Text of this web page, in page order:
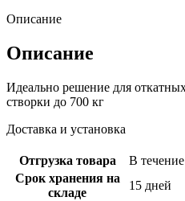
Описание
Описание
Идеально решение для
створки до 700 кг
Доставка и установка
Отгрузка товара
В
Срок хранения на
складе
15 дней